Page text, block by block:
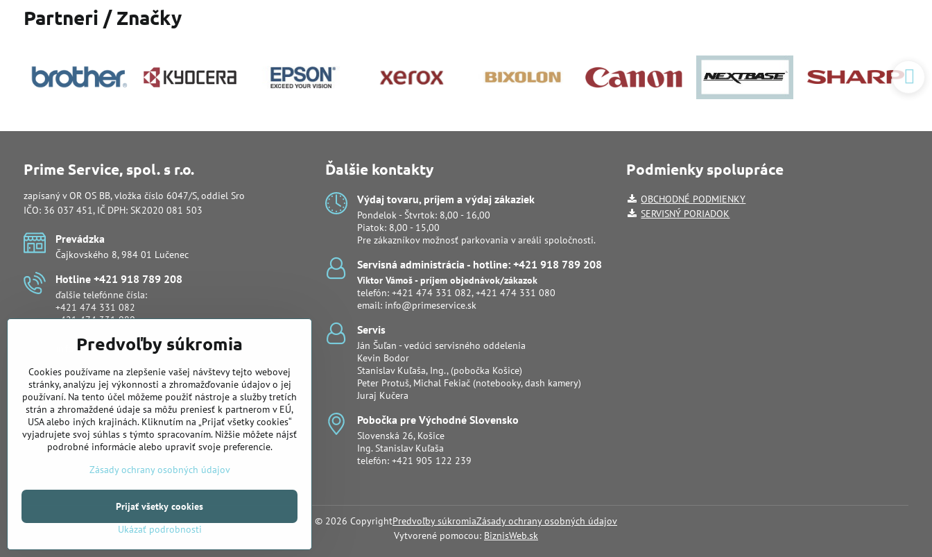
Partneri / Značky
Prime Service, spol. s r.o.
zapísaný v OR OS BB, vložka číslo 6047/S, oddiel Sro
IČO: 36 037 451, IČ DPH: SK2020 081 503
Prevádzka
Čajkovského 8, 984 01 Lučenec
Hotline +421 918 789 208
ďalšie telefónne čísla:
+421 474 331 082
+421 474 331 080
info​@primeservice​.sk
Obchodné oddelenie
Lukáš Šuli
telefón:+421 918 988 919
email:lukas.suli@primeservice.sk
telefón: +421 905 622 883
Ďalšie kontakty
Výdaj tovaru, príjem a výdaj zákaziek
Pondelok - Štvrtok: 8,00 - 16,00
Piatok: 8,00 - 15,00
Pre zákazníkov možnosť parkovania v areáli spoločnosti.
Servisná administrácia - hotline: +421 918 789 208
Viktor Vámoš - príjem objednávok/zákazok
telefón: +421 474 331 082,+421 474 331 080
email: info@primeservice.sk
Servis
Ján Šuľan - vedúci servisného oddelenia
Kevin Bodor
Stanislav Kuľaša, Ing., (pobočka Košice)
Peter Protuš, Michal Fekiač (notebooky, dash kamery)
Juraj Kučera
Pobočka pre Východné Slovensko
Slovenská 26, Košice
Ing. Stanislav Kuľaša
telefón: +421 905 122 239
Podmienky spolupráce
OBCHODNÉ PODMIENKY
SERVISNÝ PORIADOK
© 2026 CopyrightPredvoľby súkromiaZásady ochrany osobných údajov
Vytvorené pomocou: BiznisWeb.sk
Predvoľby súkromia
Cookies používame na zlepšenie vašej návštevy tejto webovej
stránky, analýzu jej výkonnosti a zhromažďovanie údajov o jej
používaní. Na tento účel môžeme použiť nástroje a služby tretích
strán a zhromaždené údaje sa môžu preniesť k partnerom v EÚ,
USA alebo iných krajinách. Kliknutím na „Prijať všetky cookies“
vyjadrujete svoj súhlas s týmto spracovaním. Nižšie môžete nájsť
podrobné informácie alebo upraviť svoje preferencie.
Zásady ochrany osobných údajov
Ukázať podrobnosti
Prijať všetky cookies